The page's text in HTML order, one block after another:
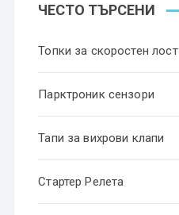
ЧЕСТО ТЪРСЕНИ
Топки за скоростен лост
Парктроник сензори
Тапи за вихрови клапи
Стартер Релета